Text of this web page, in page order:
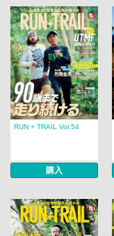
RUN + TRAIL Vol.54
購入